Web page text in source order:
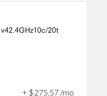
2.4GHz10c/20t
+ $275 57 /mo